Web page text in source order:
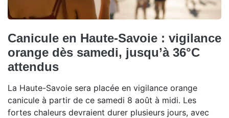
Canicule en Haute-Savoie : vigilance
orange dès samedi, jusqu’à 36°C
attendus
La Haute-Savoie sera placée en vigilance orange
canicule à partir de ce samedi 8 août à midi. Les
fortes chaleurs devraient durer plusieurs jours, avec